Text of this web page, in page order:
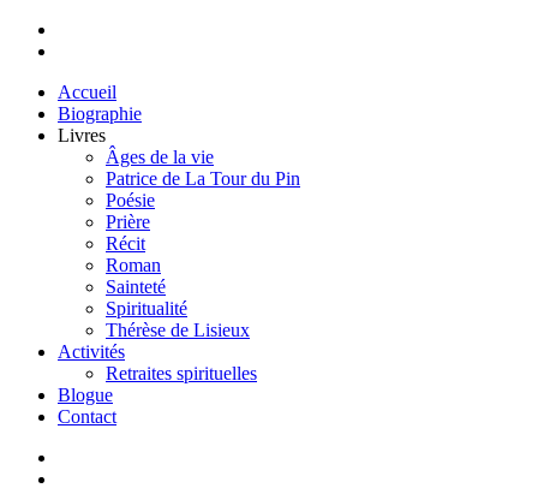
Accueil
Biographie
Livres
Âges de la vie
Patrice de La Tour du Pin
Poésie
Prière
Récit
Roman
Sainteté
Spiritualité
Thérèse de Lisieux
Activités
Retraites spirituelles
Blogue
Contact